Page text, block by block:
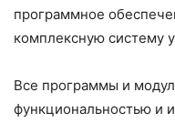
программное
комплексную систему
Все программы и
функциональностью и